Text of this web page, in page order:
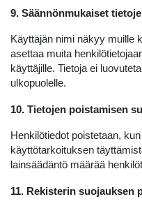
9. Säännönmukaiset
Käyttäjän nimi näkyy muille
asettaa muita
käyttäjille. Tietoja ei
ulkopuolelle.
10. Tietojen poistamisen
Henkilötiedot poistetaan,
käyttötarkoituksen
lainsäädäntö määrää
11. Rekisterin suojauksen